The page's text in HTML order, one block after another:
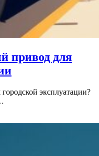
привод для
эксплуатации?